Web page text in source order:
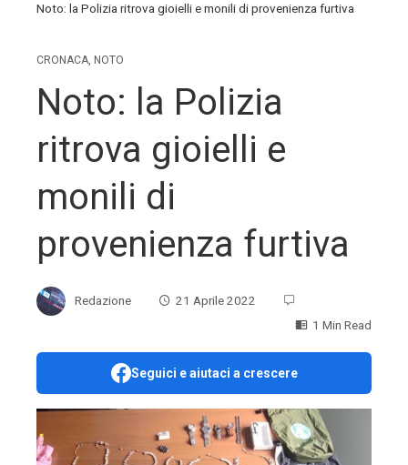
Noto: la Polizia ritrova gioielli e monili di provenienza furtiva
CRONACA, NOTO
Noto: la Polizia
ritrova gioielli e
monili di
provenienza furtiva
Redazione
21 Aprile 2022
1 Min Read
Seguici e aiutaci a crescere